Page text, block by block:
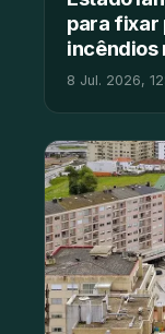
para fixar
incêndios
8 Jul. 2026,